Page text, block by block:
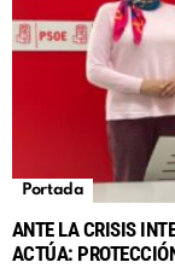
Portada
ANTE LA CRISIS
ACTÚA: